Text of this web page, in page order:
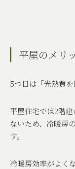
平屋のメリ
5つ目は「光熱費を
平屋住宅では2階
ないため、冷暖房
す。
冷暖房効率がよく